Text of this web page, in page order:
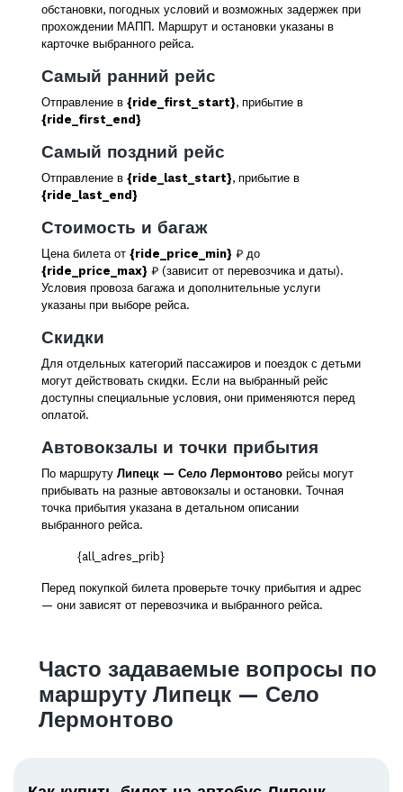
обстановки, погодных условий и возможных задержек при
прохождении МАПП. Маршрут и остановки указаны в
карточке выбранного рейса.
Самый ранний рейс
Отправление в {ride_first_start}, прибытие в
{ride_first_end}
Самый поздний рейс
Отправление в {ride_last_start}, прибытие в
{ride_last_end}
Стоимость и багаж
Цена билета от {ride_price_min} ₽ до
{ride_price_max} ₽ (зависит от перевозчика и даты).
Условия провоза багажа и дополнительные услуги
указаны при выборе рейса.
Скидки
Для отдельных категорий пассажиров и поездок с детьми
могут действовать скидки. Если на выбранный рейс
доступны специальные условия, они применяются перед
оплатой.
Автовокзалы и точки прибытия
По маршруту Липецк — Село Лермонтово рейсы могут
прибывать на разные автовокзалы и остановки. Точная
точка прибытия указана в детальном описании
выбранного рейса.
{all_adres_prib}
Перед покупкой билета проверьте точку прибытия и адрес
— они зависят от перевозчика и выбранного рейса.
Часто задаваемые вопросы по
маршруту Липецк — Село
Лермонтово